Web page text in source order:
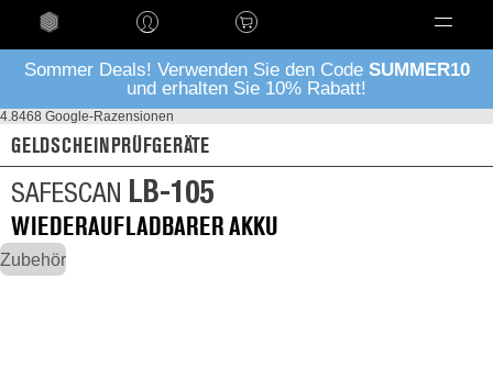
Sommer Deals! Verwenden Sie den Code SUMMER10
und erhalten Sie 10% Rabatt!
4.8468 Google-Razensionen
GELDSCHEINPRÜFGERÄTE
SAFESCAN LB-105
WIEDERAUFLADBARER AKKU
Zubehör